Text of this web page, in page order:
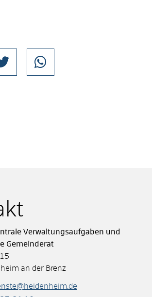
Verwaltungsaufgaben und
Gemeinderat
an der Brenz